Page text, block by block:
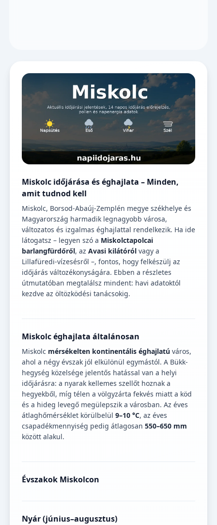
Miskolc időjárása és éghajlata – Minden,
amit tudnod kell
Miskolc, Borsod-Abaúj-Zemplén megye székhelye és
Magyarország harmadik legnagyobb városa,
változatos és izgalmas éghajlattal rendelkezik. Ha ide
látogatsz – legyen szó a Miskolctapolcai
barlangfürdőről, az Avasi kilátóról vagy a
Lillafüredi-vízesésről –, fontos, hogy felkészülj az
időjárás változékonyságára. Ebben a részletes
útmutatóban megtalálsz mindent: havi adatoktól
kezdve az öltözködési tanácsokig.
Miskolc éghajlata általánosan
Miskolc mérsékelten kontinentális éghajlatú város,
ahol a négy évszak jól elkülönül egymástól. A Bükk-
hegység közelsége jelentős hatással van a helyi
időjárásra: a nyarak kellemes szellőt hoznak a
hegyekből, míg télen a völgyzárta fekvés miatt a köd
és a hideg levegő megülepszik a városban. Az éves
átlaghőmérséklet körülbelül 9–10 °C, az éves
csapadékmennyiség pedig átlagosan 550–650 mm
között alakul.
Évszakok Miskolcon
Nyár (június–augusztus)